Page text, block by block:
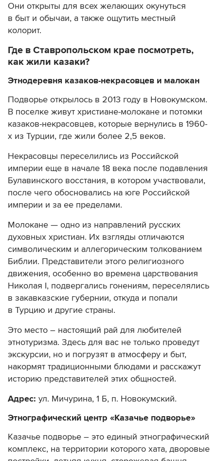
Они открыты для всех желающих окунуться
в быт и обычаи, а также ощутить местный
колорит.
Где в Ставропольском крае посмотреть,
как жили казаки?
Этнодеревня казаков-некрасовцев и малокан
Подворье открылось в 2013 году в Новокумском.
В поселке живут христиане-молокане и потомки
казаков-некрасовцев, которые вернулись в 1960-
х из Турции, где жили более 2,5 веков.
Некрасовцы переселились из Российской
империи еще в начале 18 века после подавления
Булавинского восстания, в котором участвовали,
после чего обосновались на юге Российской
империи и за ее пределами.
Молокане — одно из направлений русских
духовных христиан. Их взгляды отличаются
символическим и аллегорическим толкованием
Библии. Представители этого религиозного
движения, особенно во времена царствования
Николая I, подвергались гонениям, переселялись
в закавказские губернии, откуда и попали
в Турцию и другие страны.
Это место – настоящий рай для любителей
этнотуризма. Здесь для вас не только проведут
экскурсии, но и погрузят в атмосферу и быт,
накормят традиционными блюдами и расскажут
историю представителей этих общностей.
Адрес: ул. Мичурина, 1 Б, п. Новокумский.
Этнографический центр «Казачье подворье»
Казачье подворье – это единый этнографический
комплекс, на территории которого хата, дворовые